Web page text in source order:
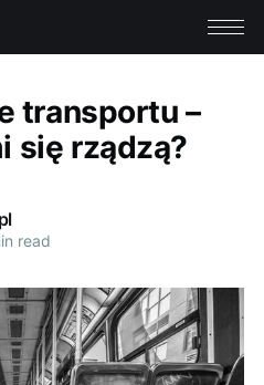
transportu –
się rządzą?
read